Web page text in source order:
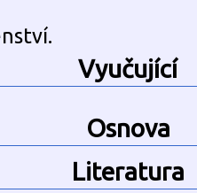
Vyučující
Osnova
Literatura